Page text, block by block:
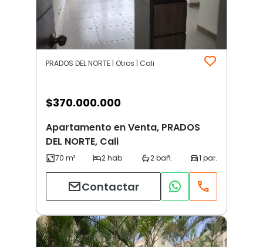
PRADOS DEL NORTE | Otros | Cali
$370.000.000
Apartamento en Venta, PRADOS
DEL NORTE, Cali
Contactar